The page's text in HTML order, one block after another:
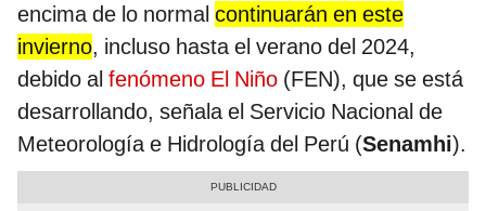
encima de lo normal continuarán en este
invierno, incluso hasta el verano del 2024,
debido al fenómeno El Niño (FEN), que se está
desarrollando, señala el Servicio Nacional de
Meteorología e Hidrología del Perú (Senamhi).